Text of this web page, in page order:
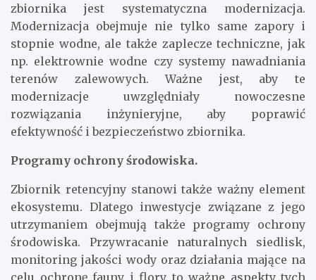
zbiornika jest systematyczna modernizacja.
Modernizacja obejmuje nie tylko same zapory i
stopnie wodne, ale także zaplecze techniczne, jak
np. elektrownie wodne czy systemy nawadniania
terenów zalewowych. Ważne jest, aby te
modernizacje uwzględniały nowoczesne
rozwiązania inżynieryjne, aby poprawić
efektywność i bezpieczeństwo zbiornika.
Programy ochrony środowiska.
Zbiornik retencyjny stanowi także ważny element
ekosystemu. Dlatego inwestycje związane z jego
utrzymaniem obejmują także programy ochrony
środowiska. Przywracanie naturalnych siedlisk,
monitoring jakości wody oraz działania mające na
celu ochronę fauny i flory to ważne aspekty tych